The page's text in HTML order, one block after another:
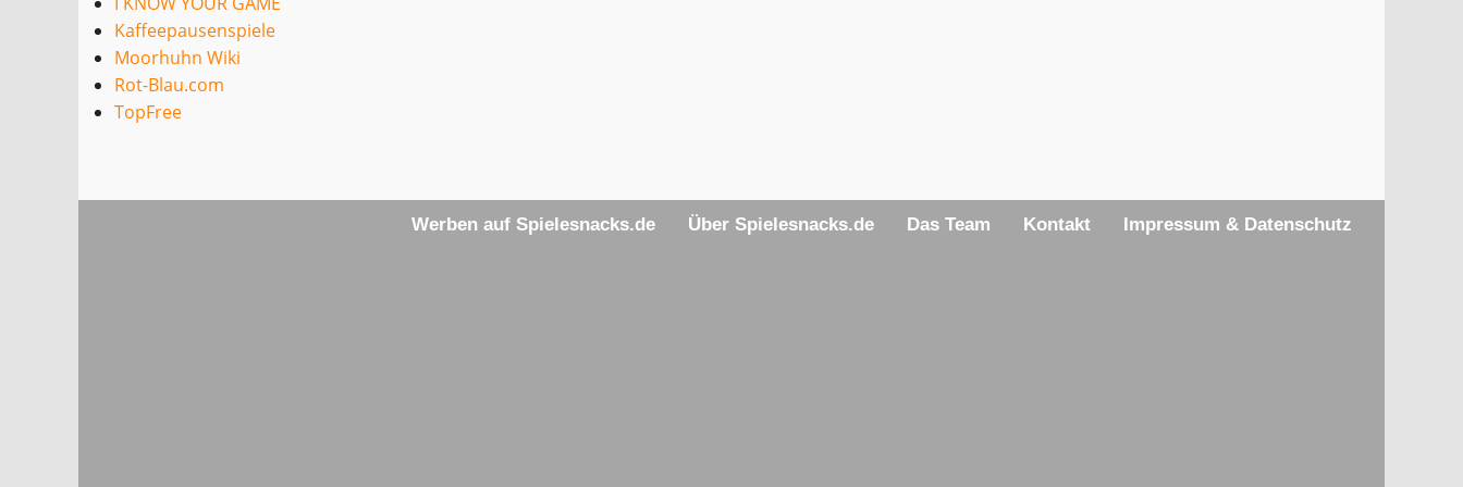
Kaffeepausenspiele
Moorhuhn Wiki
Rot-Blau.com
TopFree
Werben auf Spielesnacks.de Über Spielesnacks.de Das Team Kontakt Impressum & Datenschutz